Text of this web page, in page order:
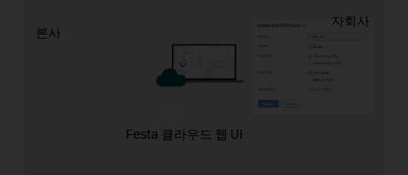
본사
자회사
Festa 클라우드 웹 UI